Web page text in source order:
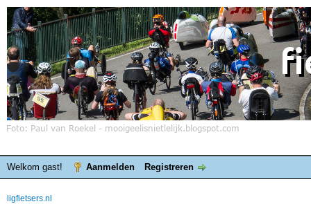
Welkom gast! Aanmelden Registreren
ligfietsers.nl